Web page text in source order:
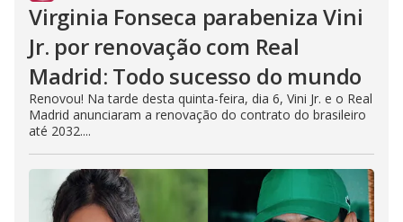
Virginia Fonseca parabeniza Vini
Jr. por renovação com Real
Madrid: Todo sucesso do mundo
Renovou! Na tarde desta quinta-feira, dia 6, Vini Jr. e o Real
Madrid anunciaram a renovação do contrato do brasileiro
até 2032....